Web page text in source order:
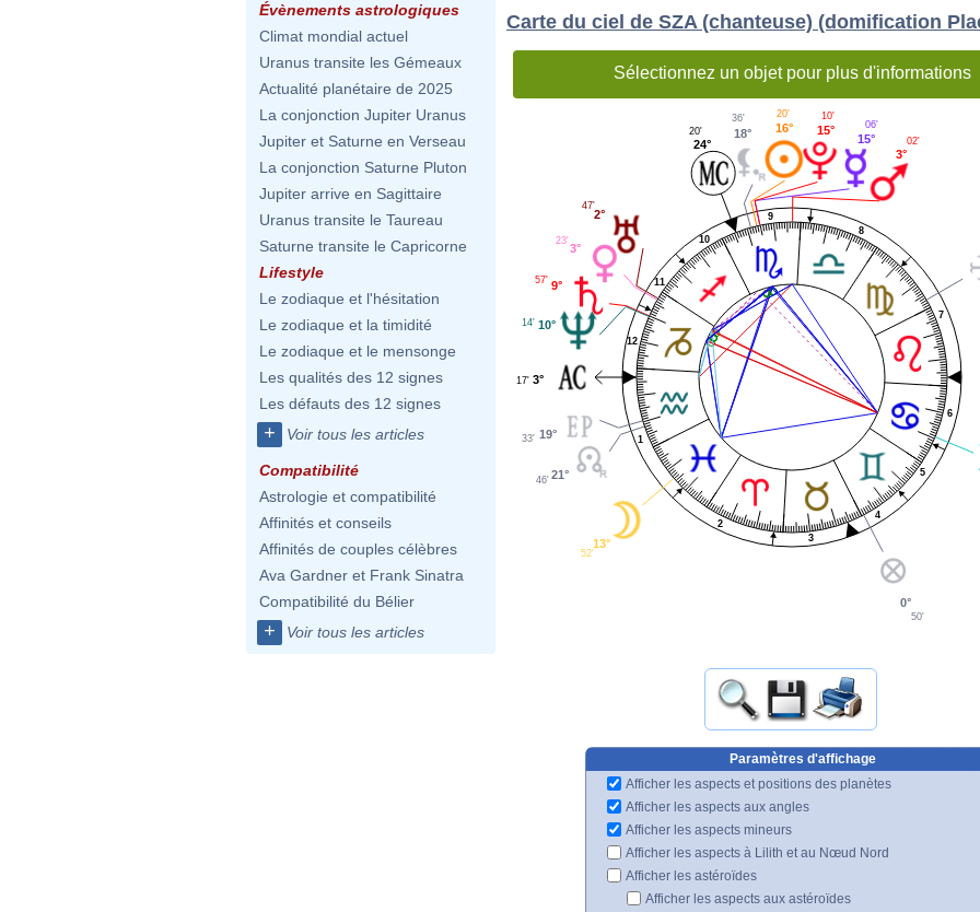
Évènements astrologiques
Climat mondial actuel
Uranus transite les Gémeaux
Actualité planétaire de 2025
La conjonction Jupiter Uranus
Jupiter et Saturne en Verseau
La conjonction Saturne Pluton
Jupiter arrive en Sagittaire
Uranus transite le Taureau
Saturne transite le Capricorne
Lifestyle
Le zodiaque et l'hésitation
Le zodiaque et la timidité
Le zodiaque et le mensonge
Les qualités des 12 signes
Les défauts des 12 signes
+ Voir tous les articles
Compatibilité
Astrologie et compatibilité
Affinités et conseils
Affinités de couples célèbres
Ava Gardner et Frank Sinatra
Compatibilité du Bélier
+ Voir tous les articles
Carte du ciel de SZA (chanteuse) (domification
Sélectionnez un objet pour plus d'informations
1
2
3
4
5
6
7
8
9
10
11
12
3°
02'
15°
06'
15°
10'
16°
20'
18°
36'
24°
20'
2°
47'
3°
23'
9°
57'
10°
14'
3°
17'
19°
33'
21°
46'
13°
52'
0°
50'
Paramètres d'affichage
Afficher les aspects et positions des planètes
Afficher les aspects aux angles
Afficher les aspects mineurs
Afficher les aspects à Lilith et au Nœud Nord
Afficher les astéroïdes
Afficher les aspects aux astéroïdes